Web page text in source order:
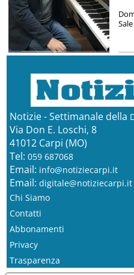
Notizie - Settimanale della
Via Don E. Loschi, 8
41012 Carpi (MO)
Tel: 059 687068
Email: info@notiziecarpi.it
Email: digitale@notiziecarpi.it
Chi Siamo
Contatti
Abbonamenti
Privacy
Trasparenza